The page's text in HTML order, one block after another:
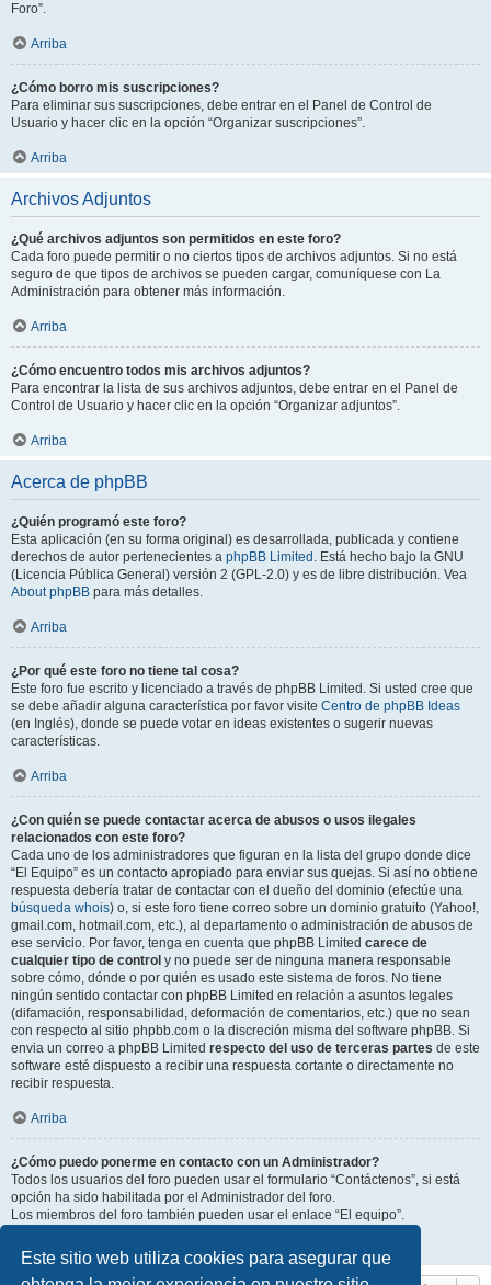
Este sitio web utiliza cookies para asegurar que
Foro”.
Arriba
¿Cómo borro mis suscripciones?
Para eliminar sus suscripciones, debe entrar en el Panel de Control de
Usuario y hacer clic en la opción “Organizar suscripciones”.
Arriba
Archivos Adjuntos
¿Qué archivos adjuntos son permitidos en este foro?
Cada foro puede permitir o no ciertos tipos de archivos adjuntos. Si no está
seguro de que tipos de archivos se pueden cargar, comuníquese con La
Administración para obtener más información.
Arriba
¿Cómo encuentro todos mis archivos adjuntos?
Para encontrar la lista de sus archivos adjuntos, debe entrar en el Panel de
Control de Usuario y hacer clic en la opción “Organizar adjuntos”.
Arriba
Acerca de phpBB
¿Quién programó este foro?
Esta aplicación (en su forma original) es desarrollada, publicada y contiene
derechos de autor pertenecientes a phpBB Limited . Está hecho bajo la GNU
(Licencia Pública General) versión 2 (GPL-2.0) y es de libre distribución. Vea
About phpBB para más detalles.
Arriba
¿Por qué este foro no tiene tal cosa?
Este foro fue escrito y licenciado a través de phpBB Limited. Si usted cree que
se debe añadir alguna característica por favor visite Centro de phpBB Ideas
(en Inglés), donde se puede votar en ideas existentes o sugerir nuevas
características.
Arriba
¿Con quién se puede contactar acerca de abusos o usos ilegales
relacionados con este foro?
Cada uno de los administradores que figuran en la lista del grupo donde dice
“El Equipo” es un contacto apropiado para enviar sus quejas. Si así no obtiene
respuesta debería tratar de contactar con el dueño del dominio (efectúe una
búsqueda whois) o, si este foro tiene correo sobre un dominio gratuito (Yahoo!,
gmail.com, hotmail.com, etc.), al departamento o administración de abusos de
ese servicio. Por favor, tenga en cuenta que phpBB Limited carece de
cualquier tipo de control y no puede ser de ninguna manera responsable
sobre cómo, dónde o por quién es usado este sistema de foros. No tiene
ningún sentido contactar con phpBB Limited en relación a asuntos legales
(difamación, responsabilidad, deformación de comentarios, etc.) que no sean
con respecto al sitio phpbb.com o la discreción misma del software phpBB. Si
envia un correo a phpBB Limited respecto del uso de terceras partes de este
software esté dispuesto a recibir una respuesta cortante o directamente no
recibir respuesta.
Arriba
¿Cómo puedo ponerme en contacto con un Administrador?
Todos los usuarios del foro pueden usar el formulario “Contáctenos”, si está
opción ha sido habilitada por el Administrador del foro.
Los miembros del foro también pueden usar el enlace “El equipo”.
Arriba